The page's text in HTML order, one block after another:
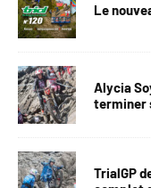
Le
Alycia
terminer
TrialGP